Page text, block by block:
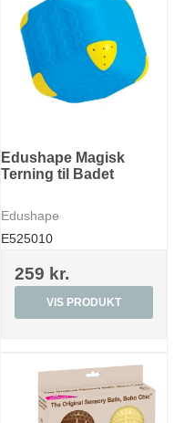
Edushape Magisk
Terning til Badet
Edushape
E525010
259 kr.
VIS PRODUKT